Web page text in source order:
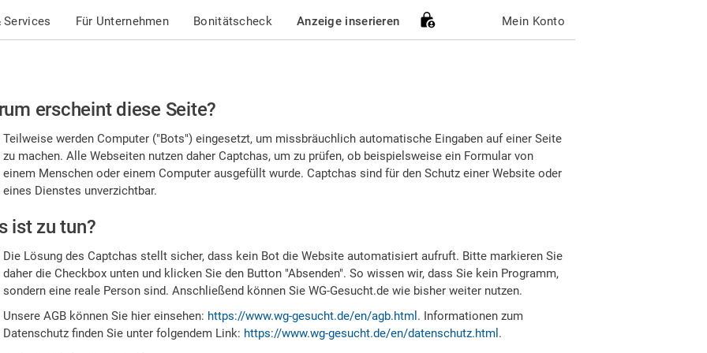
Services Für Unternehmen Bonitätscheck Anzeige inserieren Mein Konto
erscheint diese Seite?
Teilweise werden Computer ("Bots") eingesetzt, um missbräuchlich automatische Eingaben auf einer Seite
zu machen. Alle Webseiten nutzen daher Captchas, um zu prüfen, ob beispielsweise ein Formular von
einem Menschen oder einem Computer ausgefüllt wurde. Captchas sind für den Schutz einer Website oder
eines Dienstes unverzichtbar.
ist zu tun?
Die Lösung des Captchas stellt sicher, dass kein Bot die Website automatisiert aufruft. Bitte markieren Sie
daher die Checkbox unten und klicken Sie den Button "Absenden". So wissen wir, dass Sie kein Programm,
sondern eine reale Person sind. Anschließend können Sie WG-Gesucht.de wie bisher weiter nutzen.
Unsere AGB können Sie hier einsehen: https://www.wg-gesucht.de/en/agb.html . Informationen zum
Datenschutz finden Sie unter folgendem Link: https://www.wg-gesucht.de/en/datenschutz.html .